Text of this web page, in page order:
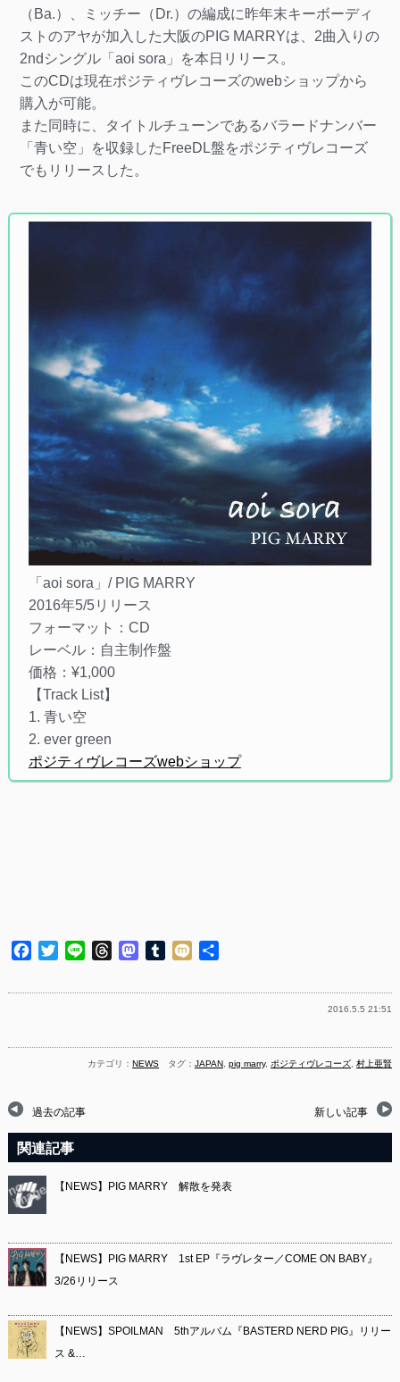
（Ba.）、ミッチー（Dr.）の編成に昨年末キーボーディ
ストのアヤが加入した大阪のPIG MARRYは、2曲入りの
2ndシングル「aoi sora」を本日リリース。
このCDは現在ポジティヴレコーズのwebショップから
購入が可能。
また同時に、タイトルチューンであるバラードナンバー
「青い空」を収録したFreeDL盤をポジティヴレコーズ
でもリリースした。
「aoi sora」/ PIG MARRY
2016年5/5リリース
フォーマット：CD
レーベル：自主制作盤
価格：¥1,000
【Track List】
1. 青い空
2. ever green
ポジティヴレコーズwebショップ
Facebook
TwitterLine ThreadsMastodon
Tumblr
Mixi
2016.5.5 21:51
カテゴリ： NEWS タグ：JAPAN,pig marry,ポジティヴレコーズ,村上亜賢
過去の記事 新しい記事
関連記事
【NEWS】PIG MARRY 解散を発表
【NEWS】PIG MARRY 1st EP『ラヴレター／COME ON BABY』
3/26リリース
【NEWS】SPOILMAN 5thアルバム『BASTERD NERD PIG』リリー
ス &…